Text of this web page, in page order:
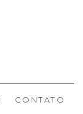
CONTATO